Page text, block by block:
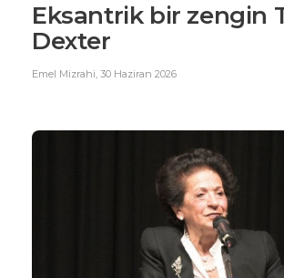
Eksantrik bir zengin
Dexter
Emel Mizrahi, 30 Haziran 2026